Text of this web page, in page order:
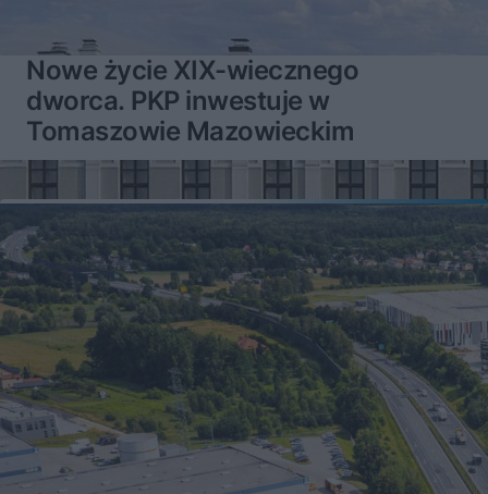
Nowe życie XIX-wiecznego
dworca. PKP inwestuje w
Tomaszowie Mazowieckim